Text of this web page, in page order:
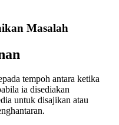
Masalah
tempoh antara ketika
ia disediakan
untuk disajikan atau